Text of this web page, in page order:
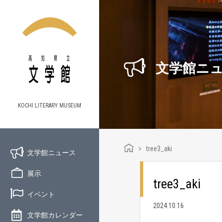
KOCHI LITERARY MUSEUM
文学館ニュース
展示
イベント
文学館カレンダー
文学館ニ
tree3_aki
tree3_aki
2024.10.16